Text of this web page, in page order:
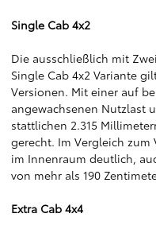
Single Cab 4x2
Die ausschließlich mit
Single Cab 4x2 Variante
Versionen. Mit einer auf
angewachsenen Nutzlast
stattlichen 2.315
gerecht. Im Vergleich
im Innenraum deutlich,
von mehr als 190
Extra Cab 4x4